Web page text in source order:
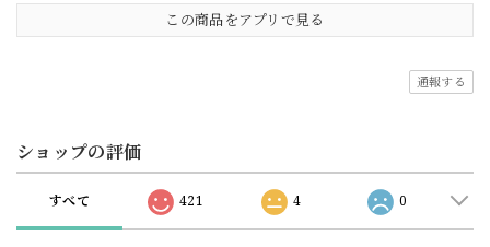
この商品をアプリで見る
通報する
ショップの評価
すべて 421 4 0